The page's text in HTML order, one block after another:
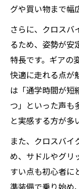
自転車
ポート力
コスパ重視
自転車
な違い
自転車
方ガイド
自転車
徴を比較
自転車
の魅力
グや買い物まで幅
さらに、クロスバ
るため、姿勢が安
特長です。ギアの
快適に走れる点が
は「通学時間が短
つ」といった声も
と実感する方が多
また、クロスバイ
め、サドルやグリ
すい点も初心者に